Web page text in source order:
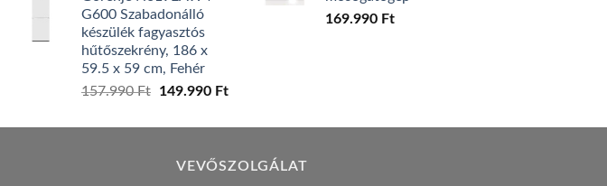
139.990 Ft.
G600 Szabadonálló
készülék fagyasztós
hűtőszekrény, 186 x
59.5 x 59 cm, Fehér
157.990Ft
Original
was:
149.990 FtCurrent
is:
169.990 Ft
VEVŐSZOLGÁLAT